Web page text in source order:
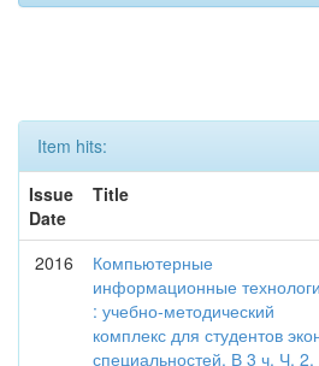
Item hits:
Issue
Date
Title
2016
Компьютерные
информационные
: учебно-методический
комплекс для студентов
специальностей. В 3 ч. Ч. 2.